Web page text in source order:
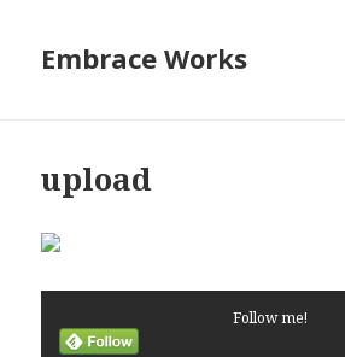
Embrace Works
upload
Follow me!